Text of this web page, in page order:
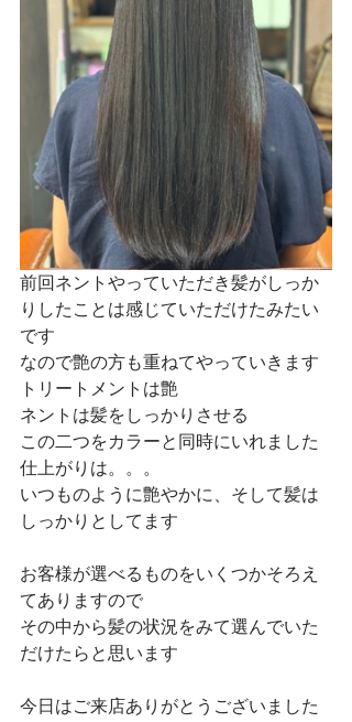
前回ネントやっていただき髪がしっか
りしたことは感じていただけたみたい
です
なので艶の方も重ねてやっていきます
トリートメントは艶
ネントは髪をしっかりさせる
この二つをカラーと同時にいれました
仕上がりは。。。
いつものように艶やかに、そして髪は
しっかりとしてます
お客様が選べるものをいくつかそろえ
てありますので
その中から髪の状況をみて選んでいた
だけたらと思います
今日はご来店ありがとうございました